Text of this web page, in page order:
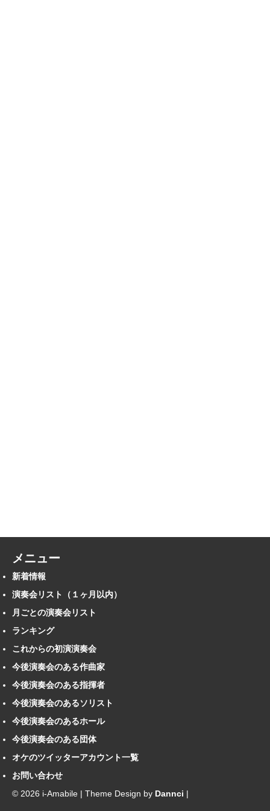
メニュー
新着情報
演奏会リスト（１ヶ月以内）
月ごとの演奏会リスト
ランキング
これからの初演演奏会
今後演奏会のある作曲家
今後演奏会のある指揮者
今後演奏会のあるソリスト
今後演奏会のあるホール
今後演奏会のある団体
オケのツイッターアカウント一覧
お問い合わせ
© 2026 i-Amabile | Theme Design by Dannci |